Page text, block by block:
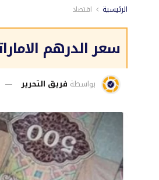
الرئيسية اقتصاد
سعر الدرهم الاماراتي
بواسطة فريق التحرير